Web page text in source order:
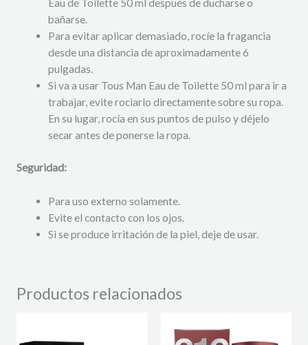
Eau de Toilette 50 ml después de ducharse o
bañarse.
Para evitar aplicar demasiado, rocíe la fragancia
desde una distancia de aproximadamente 6
pulgadas.
Si va a usar Tous Man Eau de Toilette 50 ml para ir a
trabajar, evite rociarlo directamente sobre su ropa.
En su lugar, rocía en sus puntos de pulso y déjelo
secar antes de ponerse la ropa.
Seguridad:
Para uso externo solamente.
Evite el contacto con los ojos.
Si se produce irritación de la piel, deje de usar.
Productos relacionados